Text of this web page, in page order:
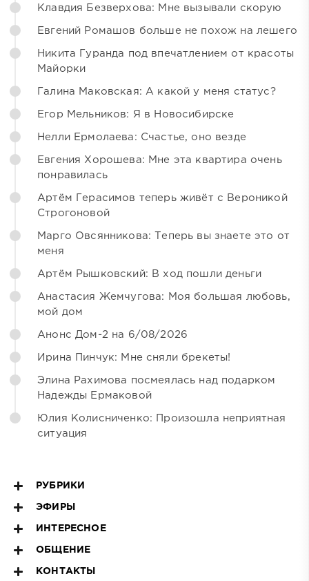
Клавдия Безверхова: Мне вызывали скорую
Евгений Ромашов больше не похож на лешего
Никита Гуранда под впечатлением от красоты
Майорки
Галина Маковская: А какой у меня статус?
Егор Мельников: Я в Новосибирске
Нелли Ермолаева: Счастье, оно везде
Евгения Хорошева: Мне эта квартира очень
понравилась
Артём Герасимов теперь живёт с Вероникой
Строгоновой
Марго Овсянникова: Теперь вы знаете это от
меня
Артём Рышковский: В ход пошли деньги
Анастасия Жемчугова: Моя большая любовь,
мой дом
Анонс Дом-2 на 6/08/2026
Ирина Пинчук: Мне сняли брекеты!
Элина Рахимова посмеялась над подарком
Надежды Ермаковой
Юлия Колисниченко: Произошла неприятная
ситуация
РУБРИКИ
ЭФИРЫ
ИНТЕРЕСНОЕ
ОБЩЕНИЕ
КОНТАКТЫ